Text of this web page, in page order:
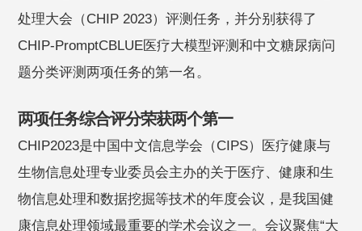
处理大会（CHIP 2023）评测任务，并分别获得了
CHIP-PromptCBLUE医疗大模型评测和中文糖尿病问
题分类评测两项任务的第一名。
两项任务综合评分荣获两个第一
CHIP2023是中国中文信息学会（CIPS）医疗健康与
生物信息处理专业委员会主办的关于医疗、健康和生
物信息处理和数据挖掘等技术的年度会议，是我国健
康信息处理领域最重要的学术会议之一。会议聚焦“大